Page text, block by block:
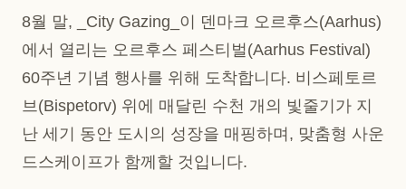
8월 말, _City Gazing_이 덴마크 오르후스(Aarhus)
에서 열리는 오르후스 페스티벌(Aarhus Festival)
60주년 기념 행사를 위해 도착합니다. 비스페토르
브(Bispetorv) 위에 매달린 수천 개의 빛줄기가 지
난 세기 동안 도시의 성장을 매핑하며, 맞춤형 사운
드스케이프가 함께할 것입니다.